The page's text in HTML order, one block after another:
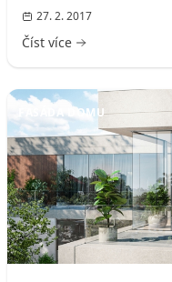
27. 2. 2017
Číst více
FASÁDA DOMU